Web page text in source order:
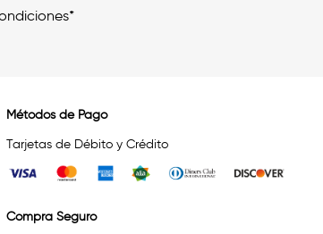
Métodos de Pago
Tarjetas de Débito y Crédito
Compra Seguro